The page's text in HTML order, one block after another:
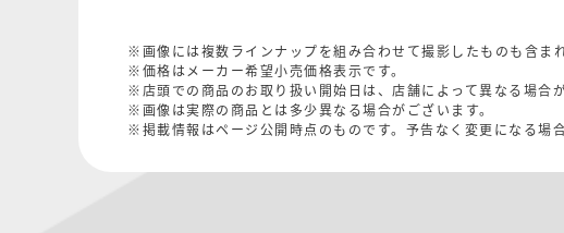
※画像には複数ラインナップを組み合わせて撮影したものも含まれ
※価格はメーカー希望小売価格表示です。
※店頭での商品のお取り扱い開始日は、店舗によって異なる場合が
※画像は実際の商品とは多少異なる場合がございます。
※掲載情報はページ公開時点のものです。予告なく変更になる場合